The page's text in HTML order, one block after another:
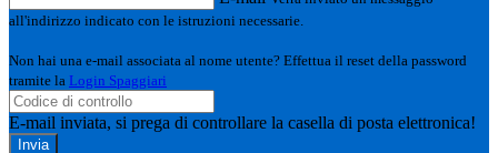
all'indirizzo indicato con le istruzioni necessarie.
Non hai una e-mail associata al nome utente? Effettua il reset della password
tramite la Login Spaggiari
E-mail inviata, si prega di controllare la casella di posta elettronica!